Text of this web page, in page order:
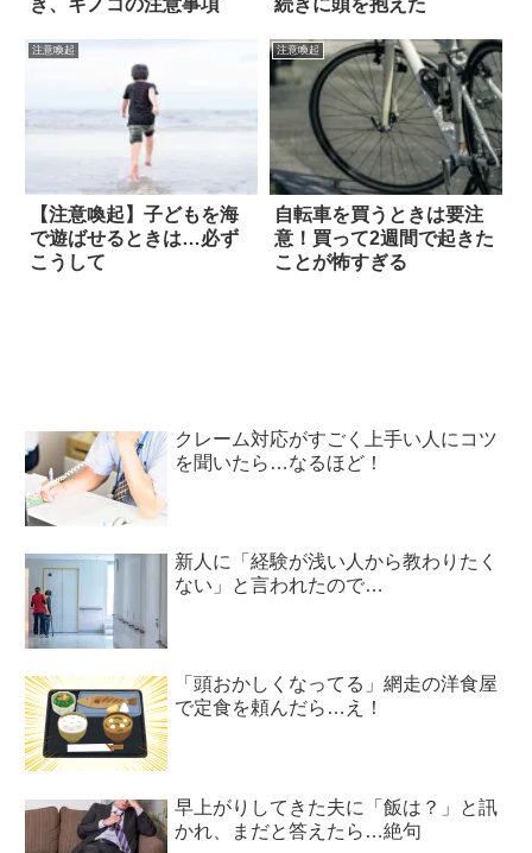
注意喚起
【注意喚起】子どもを海
で遊ばせるときは…必ず
こうして
注意喚起
自転車を買うときは要注
意！買って2週間で起きた
ことが怖すぎる
クレーム対応がすごく上手い人にコツ
を聞いたら…なるほど！
新人に「経験が浅い人から教わりたく
ない」と言われたので…
「頭おかしくなってる」網走の洋食屋
で定食を頼んだら…え！
早上がりしてきた夫に「飯は？」と訊
かれ、まだと答えたら…絶句